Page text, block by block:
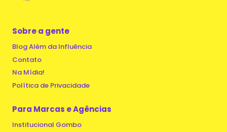
Sobre a gente
Blog Além da Influência
Contato
Na Mídia!
Política de Privacidade
Para Marcas e Agências
Institucional Gombo